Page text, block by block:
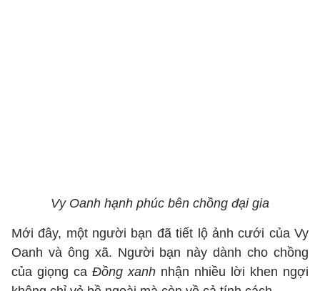
Vy Oanh hạnh phúc bên chồng đại gia
Mới đây, một người bạn đã tiết lộ ảnh cưới của Vy
Oanh và ông xã. Người bạn này dành cho chồng
của giọng ca Đồng xanh nhận nhiều lời khen ngợi